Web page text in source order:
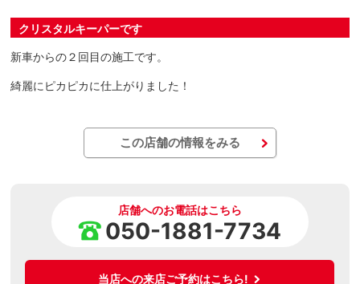
クリスタルキーパーです
新車からの２回目の施工です。
綺麗にピカピカに仕上がりました！
この店舗の情報をみる
店舗へのお電話はこちら
050-1881-7734
当店への来店ご予約はこちら!